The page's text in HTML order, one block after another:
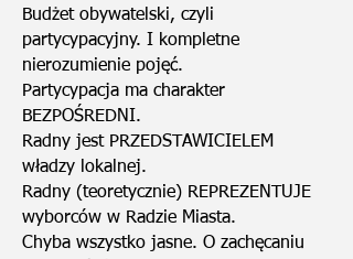
Budżet obywatelski, czyli
partycypacyjny. I kompletne
nierozumienie pojęć.
Partycypacja ma charakter
BEZPOŚREDNI.
Radny jest PRZEDSTAWICIELEM
władzy lokalnej.
Radny (teoretycznie) REPREZENTUJE
wyborców w Radzie Miasta.
Chyba wszystko jasne. O zachęcaniu